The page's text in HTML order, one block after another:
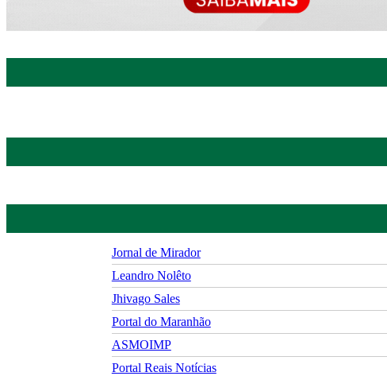
Jornal de Mirador
Leandro Nolêto
Jhivago Sales
Portal do Maranhão
ASMOIMP
Portal Reais Notí­cias